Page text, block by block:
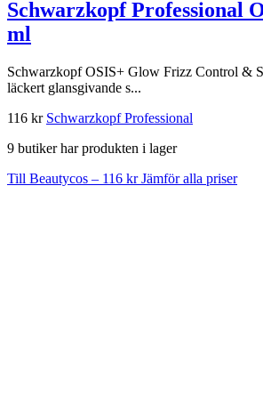
Schwarzkopf Professional
ml
Schwarzkopf OSIS+ Glow Frizz Control &
läckert glansgivande s...
116 kr Schwarzkopf Professional
9 butiker har produkten i lager
Till Beautycos – 116 krJämför alla priser